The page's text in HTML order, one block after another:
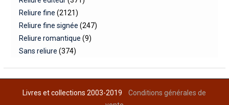
Reliure fine (2121)
Reliure fine signée (247)
Reliure romantique (9)
Sans reliure (374)
Livres et collections 2003-2019Conditions générales de